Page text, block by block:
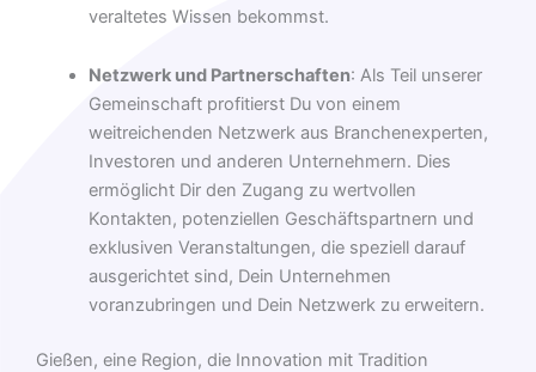
veraltetes Wissen bekommst.
Netzwerk und Partnerschaften: Als Teil unserer
Gemeinschaft profitierst Du von einem
weitreichenden Netzwerk aus Branchenexperten,
Investoren und anderen Unternehmern. Dies
ermöglicht Dir den Zugang zu wertvollen
Kontakten, potenziellen Geschäftspartnern und
exklusiven Veranstaltungen, die speziell darauf
ausgerichtet sind, Dein Unternehmen
voranzubringen und Dein Netzwerk zu erweitern.
Gießen, eine Region, die Innovation mit Tradition